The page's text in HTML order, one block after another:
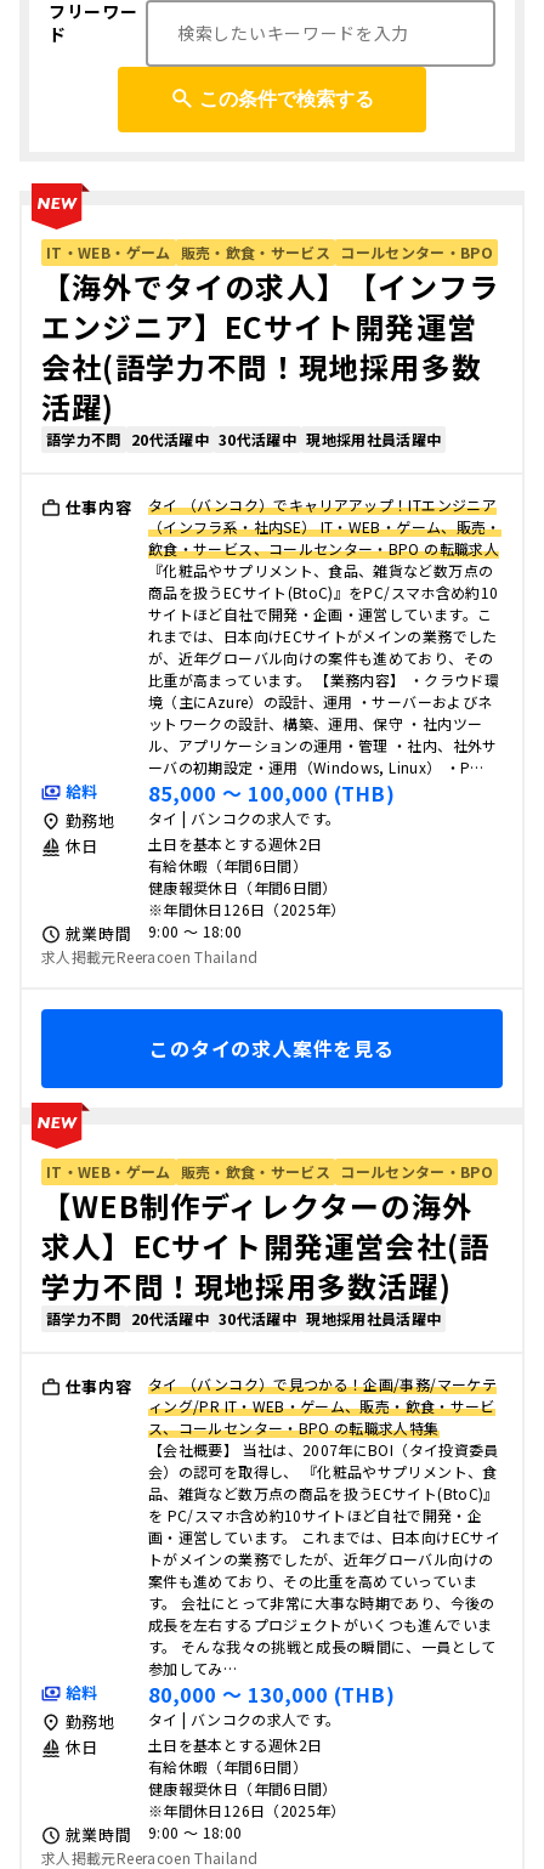
フリーワー
ド
この条件で検索する
IT・WEB・ゲーム 販売・飲食・サービス コールセンター・BPO
【海外でタイの求人】【インフラ
エンジニア】ECサイト開発運営
会社(語学力不問！現地採用多数
活躍)
語学力不問 20代活躍中 30代活躍中 現地採用社員活躍中
仕事内容
タイ （バンコク）でキャリアアップ！ITエンジニア
（インフラ系・社内SE） IT・WEB・ゲーム、販売・
飲食・サービス、コールセンター・BPO の転職求人
『化粧品やサプリメント、食品、雑貨など数万点の
商品を扱うECサイト(BtoC)』をPC/スマホ含め約10
サイトほど自社で開発・企画・運営しています。こ
れまでは、日本向けECサイトがメインの業務でした
が、近年グローバル向けの案件も進めており、その
比重が高まっています。 【業務内容】 ・クラウド環
境（主にAzure）の設計、運用 ・サーバーおよびネ
ットワークの設計、構築、運用、保守 ・社内ツー
ル、アプリケーションの運用・管理 ・社内、社外サ
ーバの初期設定・運用（Windows, Linux） ・P…
給料 85,000 〜 100,000 (THB)
勤務地 タイ | バンコクの求人です。
休日
土日を基本とする週休2日
有給休暇（年間6日間）
健康報奨休日（年間6日間）
※年間休日126日（2025年）
就業時間
9:00 〜 18:00
求人掲載元Reeracoen Thailand
このタイの求人案件を見る
IT・WEB・ゲーム 販売・飲食・サービス コールセンター・BPO
【WEB制作ディレクターの海外
求人】ECサイト開発運営会社(語
学力不問！現地採用多数活躍)
語学力不問 20代活躍中 30代活躍中 現地採用社員活躍中
仕事内容
タイ （バンコク）で見つかる！企画/事務/マーケテ
ィング/PR IT・WEB・ゲーム、販売・飲食・サービ
ス、コールセンター・BPO の転職求人特集
【会社概要】 当社は、2007年にBOI（タイ投資委員
会）の認可を取得し、 『化粧品やサプリメント、食
品、雑貨など数万点の商品を扱うECサイト(BtoC)』
を PC/スマホ含め約10サイトほど自社で開発・企
画・運営しています。 これまでは、日本向けECサイ
トがメインの業務でしたが、近年グローバル向けの
案件も進めており、その比重を高めていっていま
す。 会社にとって非常に大事な時期であり、今後の
成長を左右するプロジェクトがいくつも進んでいま
す。 そんな我々の挑戦と成長の瞬間に、一員として
参加してみ…
給料 80,000 〜 130,000 (THB)
勤務地 タイ | バンコクの求人です。
休日
土日を基本とする週休2日
有給休暇（年間6日間）
健康報奨休日（年間6日間）
※年間休日126日（2025年）
就業時間
9:00 〜 18:00
求人掲載元Reeracoen Thailand